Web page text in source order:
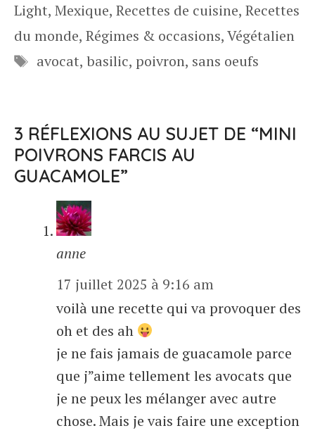
Light, Mexique, Recettes de cuisine, Recettes
du monde, Régimes & occasions,Végétalien
Étiquettes
avocat, basilic, poivron, sans oeufs
3 RÉFLEXIONS AU SUJET DE “MINI
POIVRONS FARCIS AU
GUACAMOLE”
anne
17 juillet 2025 à 9:16 am
voilà une recette qui va provoquer des
oh et des ah
je ne fais jamais de guacamole parce
que j”aime tellement les avocats que
je ne peux les mélanger avec autre
chose. Mais je vais faire une exception